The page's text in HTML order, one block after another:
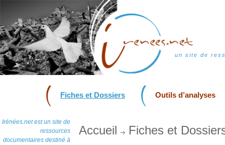
un site de
Fiches et Dossiers Outils d’analyses
Irénées.net est un site de
ressources
documentaires destiné à
Accueil Fiches et